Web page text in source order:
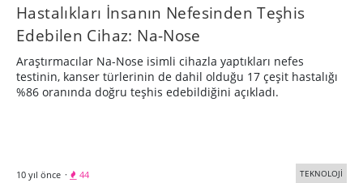
Hastalıkları İnsanın Nefesinden Teşhis
Edebilen Cihaz: Na-Nose
Araştırmacılar Na-Nose isimli cihazla yaptıkları nefes
testinin, kanser türlerinin de dahil olduğu 17 çeşit hastalığı
%86 oranında doğru teşhis edebildiğini açıkladı.
10 yıl önce · 44 TEKNOLOJİ